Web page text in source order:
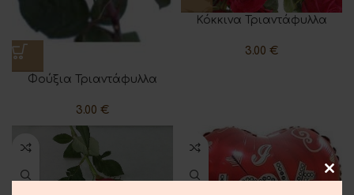
Φούξια Τριαντάφυλλα
3.00 €
Κόκκινα Τριαντάφυλλα
3.00 €